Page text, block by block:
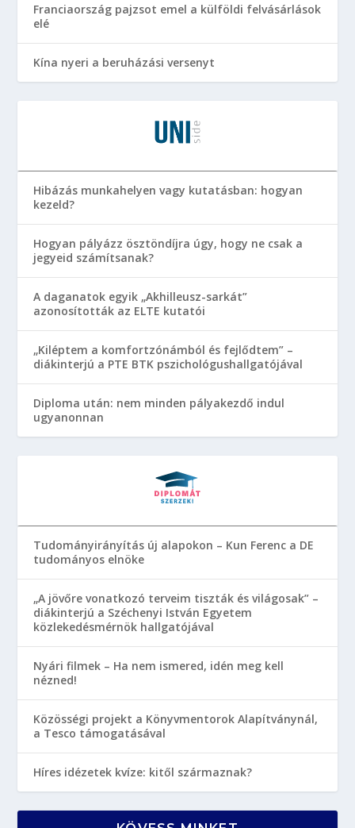
Franciaország pajzsot emel a külföldi felvásárlások
elé
Kína nyeri a beruházási versenyt
Hibázás munkahelyen vagy kutatásban: hogyan
kezeld?
Hogyan pályázz ösztöndíjra úgy, hogy ne csak a
jegyeid számítsanak?
A daganatok egyik „Akhilleusz-sarkát”
azonosították az ELTE kutatói
„Kiléptem a komfortzónámból és fejlődtem” –
diákinterjú a PTE BTK pszichológushallgatójával
Diploma után: nem minden pályakezdő indul
ugyanonnan
Tudományirányítás új alapokon – Kun Ferenc a DE
tudományos elnöke
„A jövőre vonatkozó terveim tiszták és világosak” –
diákinterjú a Széchenyi István Egyetem
közlekedésmérnök hallgatójával
Nyári filmek – Ha nem ismered, idén meg kell
nézned!
Közösségi projekt a Könyvmentorok Alapítványnál,
a Tesco támogatásával
Híres idézetek kvíze: kitől származnak?